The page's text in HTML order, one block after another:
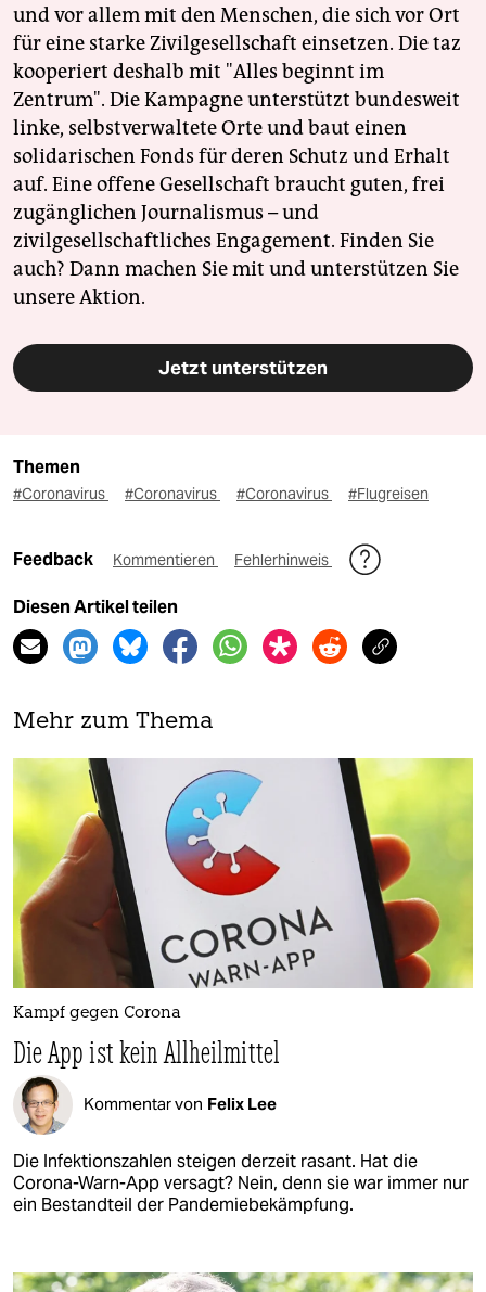
und vor allem mit den Menschen, die sich vor Ort
für eine starke Zivilgesellschaft einsetzen. Die taz
kooperiert deshalb mit "Alles beginnt im
Zentrum". Die Kampagne unterstützt bundesweit
linke, selbstverwaltete Orte und baut einen
solidarischen Fonds für deren Schutz und Erhalt
auf. Eine offene Gesellschaft braucht guten, frei
zugänglichen Journalismus – und
zivilgesellschaftliches Engagement. Finden Sie
auch? Dann machen Sie mit und unterstützen Sie
unsere Aktion.
Jetzt unterstützen
Themen
#Coronavirus #Coronavirus #Coronavirus #Flugreisen
Feedback Kommentieren Fehlerhinweis
Diesen Artikel teilen
Mehr zum Thema
Kampf gegen Corona
Die App ist kein Allheilmittel
Kommentar von Felix Lee
Die Infektionszahlen steigen derzeit rasant. Hat die
Corona-Warn-App versagt? Nein, denn sie war immer nur
ein Bestandteil der Pandemiebekämpfung.